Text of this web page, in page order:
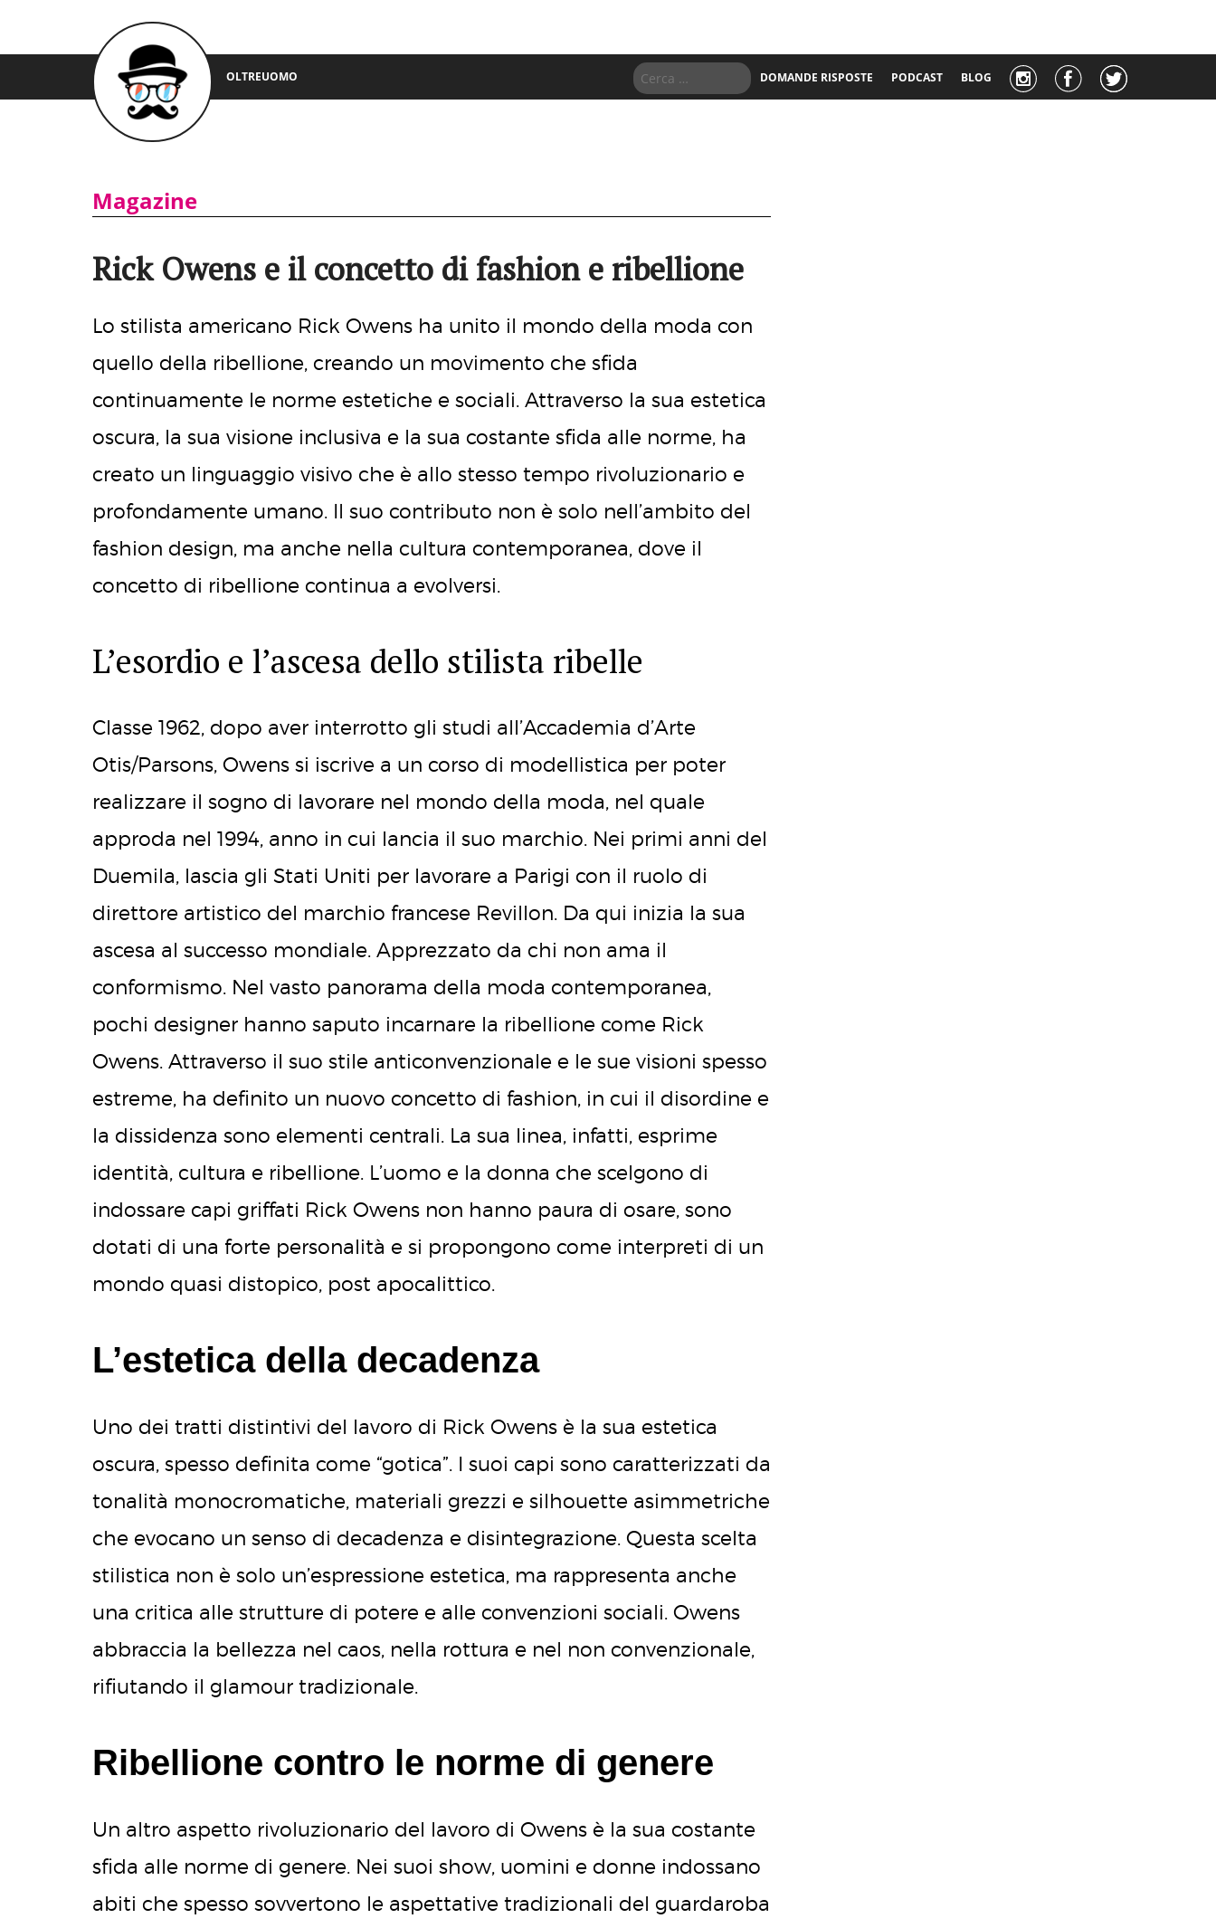
OLTREUOMO DOMANDE RISPOSTE PODCAST BLOG
Magazine
Rick Owens e il concetto di fashion e ribellione
Lo stilista americano Rick Owens ha unito il mondo della moda con
quello della ribellione, creando un movimento che sfida
continuamente le norme estetiche e sociali. Attraverso la sua estetica
oscura, la sua visione inclusiva e la sua costante sfida alle norme, ha
creato un linguaggio visivo che è allo stesso tempo rivoluzionario e
profondamente umano. Il suo contributo non è solo nell’ambito del
fashion design, ma anche nella cultura contemporanea, dove il
concetto di ribellione continua a evolversi.
L’esordio e l’ascesa dello stilista ribelle
Classe 1962, dopo aver interrotto gli studi all’Accademia d’Arte
Otis/Parsons, Owens si iscrive a un corso di modellistica per poter
realizzare il sogno di lavorare nel mondo della moda, nel quale
approda nel 1994, anno in cui lancia il suo marchio. Nei primi anni del
Duemila, lascia gli Stati Uniti per lavorare a Parigi con il ruolo di
direttore artistico del marchio francese Revillon. Da qui inizia la sua
ascesa al successo mondiale. Apprezzato da chi non ama il
conformismo. Nel vasto panorama della moda contemporanea,
pochi designer hanno saputo incarnare la ribellione come Rick
Owens. Attraverso il suo stile anticonvenzionale e le sue visioni spesso
estreme, ha definito un nuovo concetto di fashion, in cui il disordine e
la dissidenza sono elementi centrali. La sua linea, infatti, esprime
identità, cultura e ribellione. L’uomo e la donna che scelgono di
indossare capi griffati Rick Owens non hanno paura di osare, sono
dotati di una forte personalità e si propongono come interpreti di un
mondo quasi distopico, post apocalittico.
L’estetica della decadenza
Uno dei tratti distintivi del lavoro di Rick Owens è la sua estetica
oscura, spesso definita come “gotica”. I suoi capi sono caratterizzati da
tonalità monocromatiche, materiali grezzi e silhouette asimmetriche
che evocano un senso di decadenza e disintegrazione. Questa scelta
stilistica non è solo un’espressione estetica, ma rappresenta anche
una critica alle strutture di potere e alle convenzioni sociali. Owens
abbraccia la bellezza nel caos, nella rottura e nel non convenzionale,
rifiutando il glamour tradizionale.
Ribellione contro le norme di genere
Un altro aspetto rivoluzionario del lavoro di Owens è la sua costante
sfida alle norme di genere. Nei suoi show, uomini e donne indossano
abiti che spesso sovvertono le aspettative tradizionali del guardaroba